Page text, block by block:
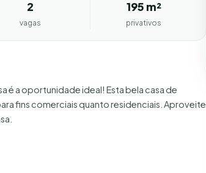
2
vagas
195 m²
privativos
é a oportunidade ideal! Esta bela casa de
fins comerciais quanto residenciais. Aproveite